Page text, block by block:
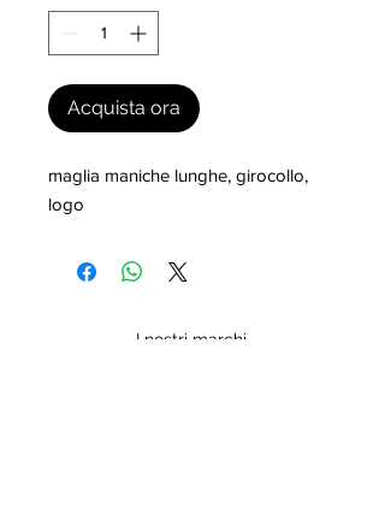
Acquista ora
maglia maniche lunghe, girocollo,
logo
I nostri marchi